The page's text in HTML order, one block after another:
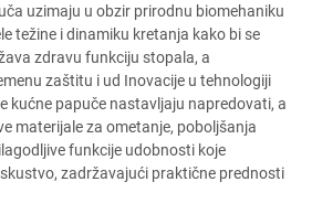
uzimaju u obzir prirodnu biomehaniku
težine i dinamiku kretanja kako bi se
zdravu funkciju stopala, a
zaštitu i ud Inovacije u tehnologiji
kućne papuče nastavljaju napredovati, a
materijale za ometanje, poboljšanja
funkcije udobnosti koje
zadržavajući praktične prednosti